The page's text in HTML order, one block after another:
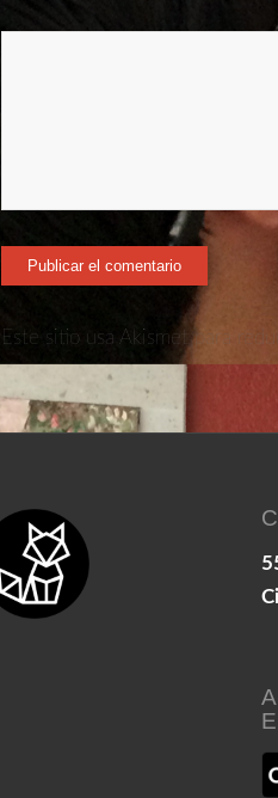
Este sitio usa Akismet para